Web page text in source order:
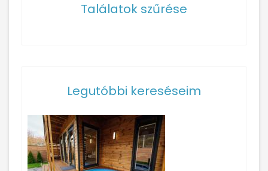
Találatok szűrése
Legutóbbi kereséseim